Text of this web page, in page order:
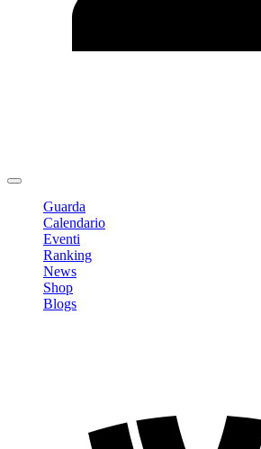
Guarda
Calendario
Eventi
Ranking
News
Shop
Blogs